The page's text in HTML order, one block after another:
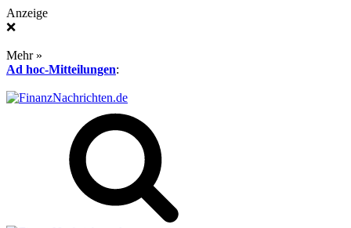
Anzeige
❌
Mehr »
Ad hoc-Mitteilungen: